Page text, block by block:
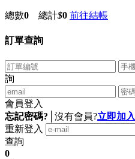
總數0 總計$0 前往結帳
訂單查詢
詢
會員登入
忘記密碼?
沒有會員?立即加入
重新登入
查詢
0